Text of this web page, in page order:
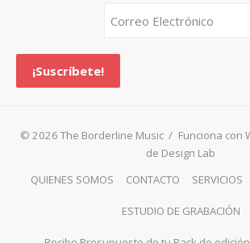
© 2026 The Borderline Music / Funciona con
de Design Lab
QUIENES SOMOS
CONTACTO SERVICIOS
ESTUDIO DE GRABACIÓN